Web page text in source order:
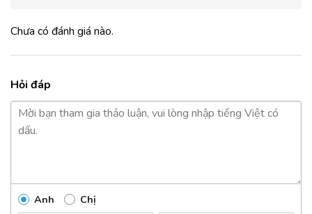
Chưa có đánh giá nào.
Hỏi đáp
Anh Chị